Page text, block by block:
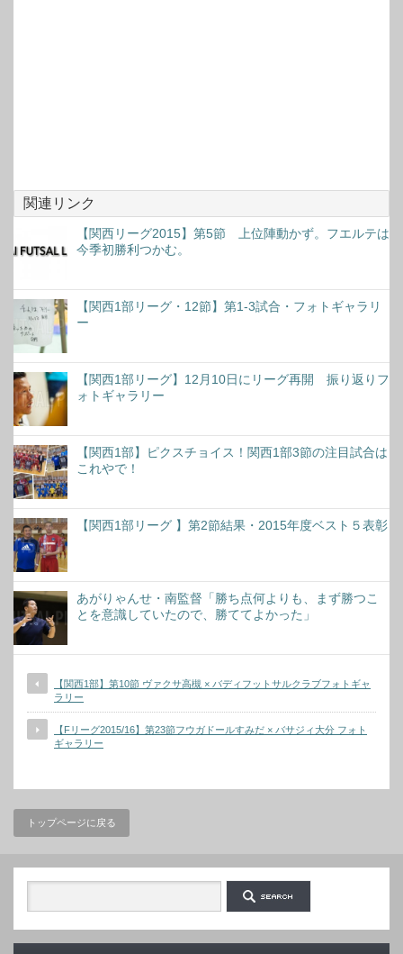
関連リンク
【関西リーグ2015】第5節 上位陣動かず。フエルテは
今季初勝利つかむ。
【関西1部リーグ・12節】第1-3試合・フォトギャラリ
ー
【関西1部リーグ】12月10日にリーグ再開 振り返りフ
ォトギャラリー
【関西1部】ピクスチョイス！関西1部3節の注目試合は
これやで！
【関西1部リーグ 】第2節結果・2015年度ベスト５表彰
あがりゃんせ・南監督「勝ち点何よりも、まず勝つこ
とを意識していたので、勝ててよかった」
【関西1部】第10節 ヴァクサ高槻 × バディフットサルクラブフォトギャ
ラリー
【Fリーグ2015/16】第23節フウガドールすみだ × バサジィ大分 フォト
ギャラリー
トップページに戻る